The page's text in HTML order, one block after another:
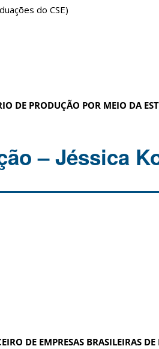
do CSE)
DE PRODUÇÃO POR MEIO DA
– Jéssica
DE EMPRESAS BRASILEIRAS